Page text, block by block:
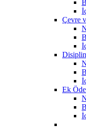
Çevre
Ek